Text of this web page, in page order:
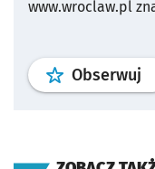
www.wroclaw.pl
Obserwuj